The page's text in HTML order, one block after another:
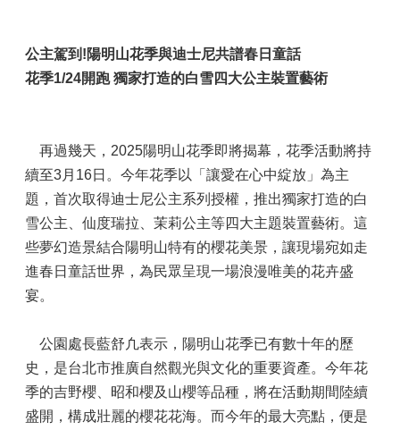
公主駕到 !陽明山花季與迪士尼共譜春日童話
花季1/24開跑 獨家打造的白雪四大公主裝置藝術
再過幾天，2025陽明山花季即將揭幕，花季活動將持
續至3月16日。今年花季以「讓愛在心中綻放」為主
題，首次取得迪士尼公主系列授權，推出獨家打造的白
雪公主、仙度瑞拉、茉莉公主等四大主題裝置藝術。這
些夢幻造景結合陽明山特有的櫻花美景，讓現場宛如走
進春日童話世界，為民眾呈現一場浪漫唯美的花卉盛
宴。
公園處長藍舒凢表示，陽明山花季已有數十年的歷
史，是台北市推廣自然觀光與文化的重要資產。今年花
季的吉野櫻、昭和櫻及山櫻等品種，將在活動期間陸續
盛開，構成壯麗的櫻花花海。而今年的最大亮點，便是